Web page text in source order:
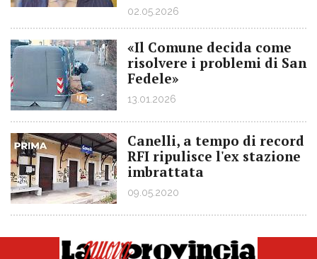
02.05.2026
«Il Comune decida come
risolvere i problemi di San
Fedele»
13.01.2026
Canelli, a tempo di record
RFI ripulisce l'ex stazione
imbrattata
09.05.2020